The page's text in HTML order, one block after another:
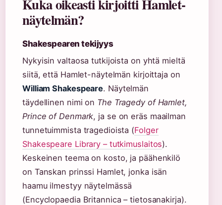
Kuka oikeasti kirjoitti Hamlet-
näytelmän?
Shakespearen tekijyys
Nykyisin valtaosa tutkijoista on yhtä mieltä
siitä, että Hamlet-näytelmän kirjoittaja on
William Shakespeare. Näytelmän
täydellinen nimi on The Tragedy of Hamlet,
Prince of Denmark, ja se on eräs maailman
tunnetuimmista tragedioista (Folger
Shakespeare Library – tutkimuslaitos).
Keskeinen teema on kosto, ja päähenkilö
on Tanskan prinssi Hamlet, jonka isän
haamu ilmestyy näytelmässä
(Encyclopaedia Britannica – tietosanakirja).